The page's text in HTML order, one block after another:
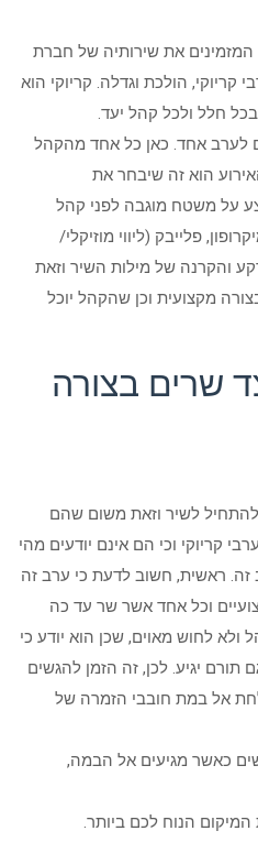
את שירותיה של חברת
קריוקי, הולכת וגדלה. קריוקי הוא
חלל ולכל קהל יעד.
לערב אחד. כאן כל אחד מהקהל
הוא זה שיבחר את
על משטח מוגבה לפני קהל
פלייבק (ליווי מוזיקלי/
והקרנה של מילות השיר וזאת
מקצועית וכן שהקהל יוכל
שרים בצורה
לשיר וזאת משום שהם
קריוקי וכי הם אינם יודעים מהי
זה. ראשית, חשוב לדעת כי ערב זה
וכל אחד אשר שר עד כה
לחוש מאוים, שכן הוא יודע כי
תורם יגיע. לכן, זה הזמן להגשים
אל במת חובבי הזמרה של
כאשר מגיעים אל הבמה,
הנוח לכם ביותר.